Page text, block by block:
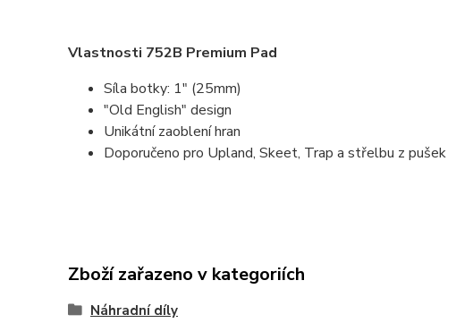
Vlastnosti 752B Premium Pad
Síla botky: 1" (25mm)
"Old English" design
Unikátní zaoblení hran
Doporučeno pro Upland, Skeet, Trap a střelbu z pušek
Zboží zařazeno v kategoriích
Náhradní díly